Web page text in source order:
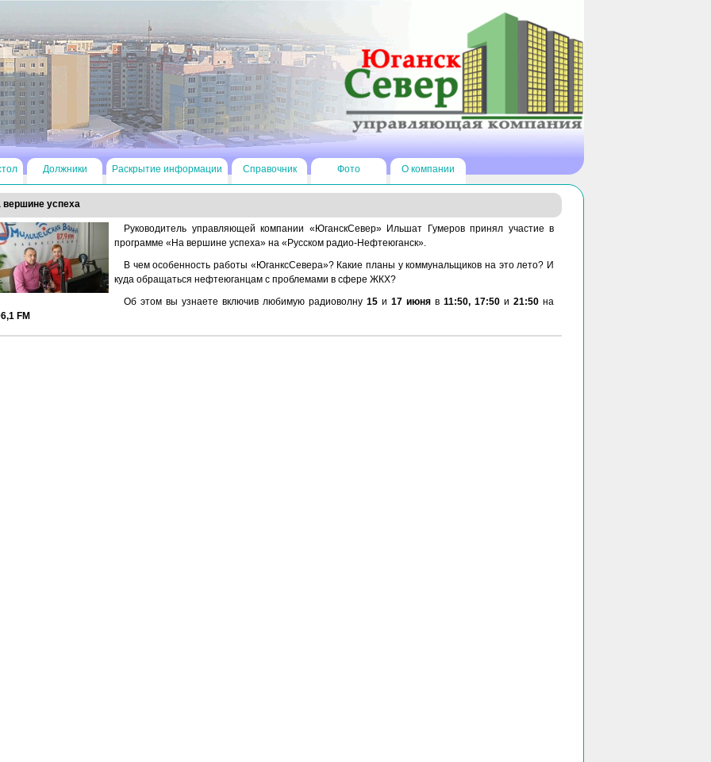
Должники Раскрытие информации Справочник Фото О компании
вершине успеха
Руководитель управляющей компании «ЮганскСевер» Ильшат Гумеров принял участие в
программе «На вершине успеха» на «Русском радио-Нефтеюганск».
В чем особенность работы «ЮганксСевера»? Какие планы у коммунальщиков на это лето? И
куда обращаться нефтеюганцам с проблемами в сфере ЖКХ?
Об этом вы узнаете включив любимую радиоволну 15 и 17 июня в 11:50, 17:50 и 21:50 на
FM